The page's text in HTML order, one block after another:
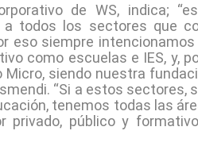
de WS, indica;
a todos los sectores que
eso siempre
como escuelas e IES, y,
siendo nuestra
“Si a estos sectores,
tenemos todas las
privado, público y